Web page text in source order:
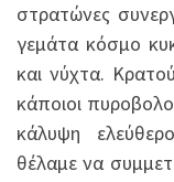
στρατώνες
γεμάτα κόσμο
και νύχτα.
κάποιοι
κάλυψη
θέλαμε να